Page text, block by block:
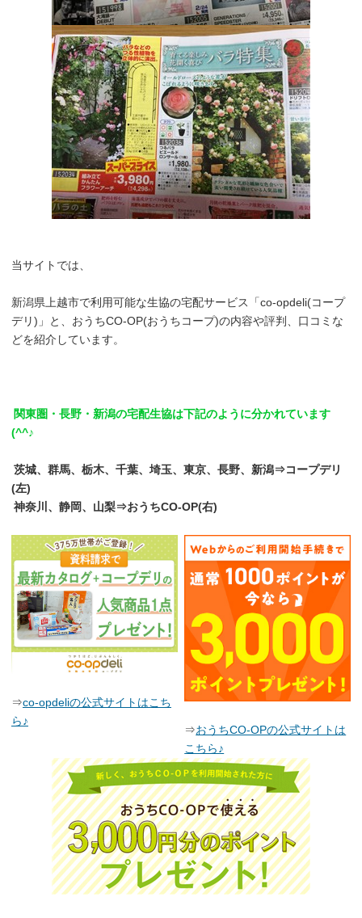
当サイトでは、
新潟県上越市で利用可能な生協の宅配サービス「co-opdeli(コープ
デリ)」と、おうちCO-OP(おうちコープ)の内容や評判、口コミな
どを紹介しています。
関東圏・長野・新潟の宅配生協は下記のように分かれています
(^^♪
茨城、群馬、栃木、千葉、埼玉、東京、長野、新潟⇒コープデリ
(左)
神奈川、静岡、山梨⇒おうちCO-OP(右)
⇒co-opdeliの公式サイトはこち
ら♪
⇒おうちCO-OPの公式サイトは
こちら♪